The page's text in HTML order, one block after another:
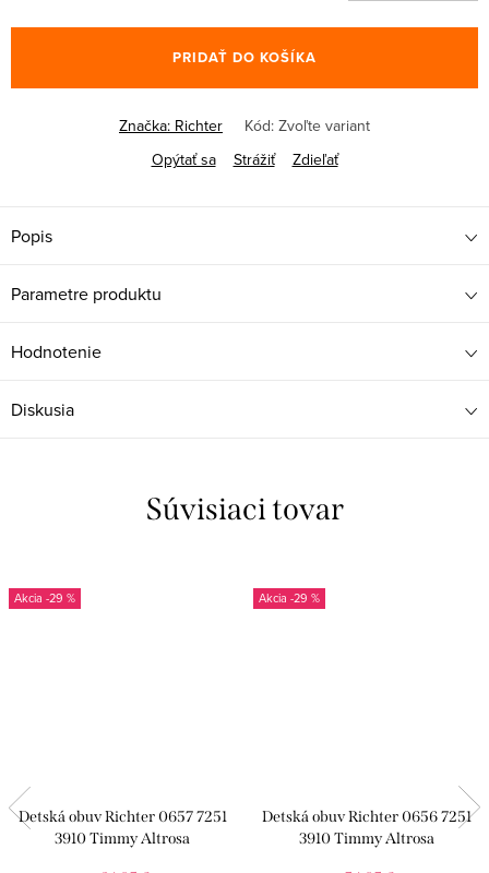
cena:
PRIDAŤ DO KOŠÍKA
Značka: Richter Kód: Zvoľte variant
Opýtať sa
Strážiť Zdieľať
Popis
Parametre produktu
Hodnotenie
Diskusia
Súvisiaci tovar
-29 %
Detská obuv Richter 0657 7251
3910 Timmy Altrosa
-29 %
Detská obuv Richter 0656 7251
3910 Timmy Altrosa